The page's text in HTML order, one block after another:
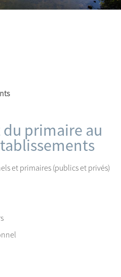
primaire au
et primaires (publics et privés)